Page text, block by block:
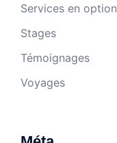
Services en option
Stages
Témoignages
Voyages